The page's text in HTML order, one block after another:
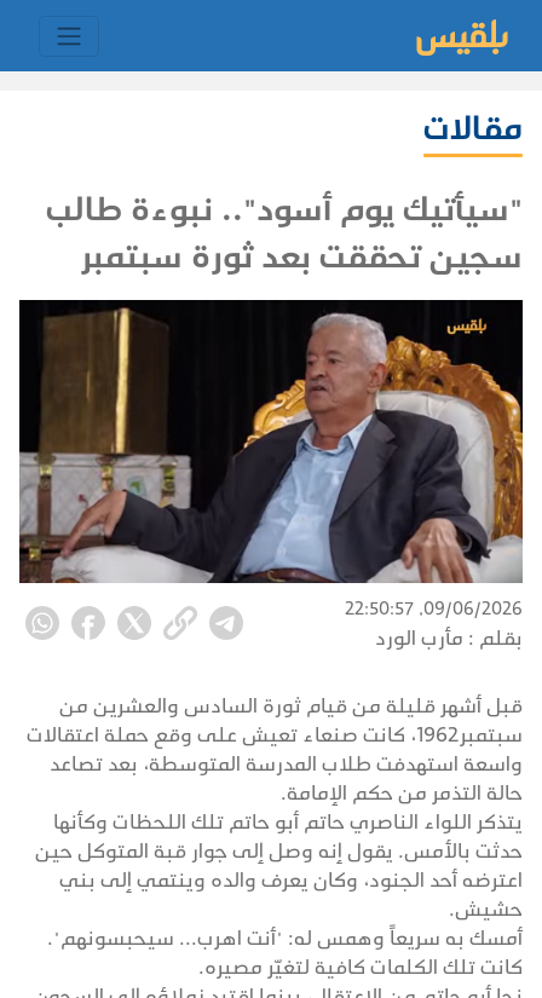
مقالات
"سيأتيك يوم أسود".. نبوءة طالب
سجين تحققت بعد ثورة سبتمبر
09/06/2026, 22:50:57
بقلم : مأرب الورد
قبل أشهر قليلة من قيام ثورة السادس والعشرين من
سبتمبر1962، كانت صنعاء تعيش على وقع حملة اعتقالات
واسعة استهدفت طلاب المدرسة المتوسطة، بعد تصاعد
حالة التذمر من حكم الإمامة.
يتذكر اللواء الناصري حاتم أبو حاتم تلك اللحظات وكأنها
حدثت بالأمس. يقول إنه وصل إلى جوار قبة المتوكل حين
اعترضه أحد الجنود، وكان يعرف والده وينتمي إلى بني
حشيش.
أمسك به سريعاً وهمس له: "أنت اهرب... سيحبسونهم".
كانت تلك الكلمات كافية لتغيّر مصيره.